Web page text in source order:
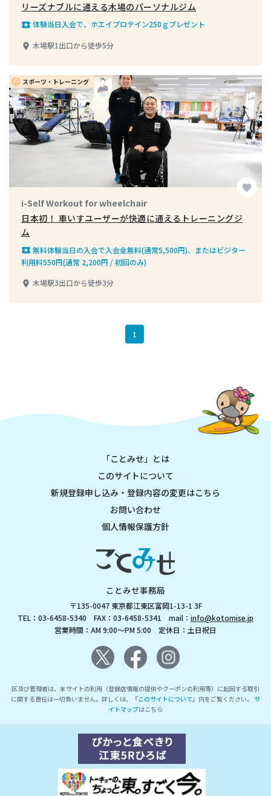
リーズナブルに通える木場のパーソナルジム
local_play 体験当日入会で、ホエイプロテイン250ｇプレゼント
place 木場駅1出口から徒歩5分
insert_emoticon スポーツ・トレーニング
favorite
i-Self Workout for wheelchair
日本初！ 車いすユーザーが快適に通えるトレーニングジ
ム
local_play 無料体験当日の入会で入会金無料(通常5,500円)、またはビジター
利用料550円(通常 2,200円 / 初回のみ)
place 木場駅3出口から徒歩3分
1
「ことみせ」とは
このサイトについて
新規登録申し込み・登録内容の変更はこちら
お問い合わせ
個人情報保護方針
ことみせ事務局
〒135-0047 東京都江東区富岡1-13-1 3F
TEL：03-6458-5340 FAX：03-6458-5341 mail： info@kotomise.jp
営業時間：AM 9:00～PM 5:00 定休日：土日祝日
区及び管理者は、本サイトの利用（登録店情報の提供やクーポンの利用等）に起因する取引
に関する責任は一切負いません。詳しくは、『このサイトについて』内をご覧ください。 サ
イトマップはこちら